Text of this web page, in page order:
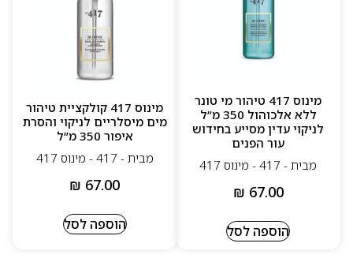
מינוס 417 טיהור מי טונר
ללא אלכוהול 350 מ”ל
לניקוי עדין מסייע בחידוש
עור הפנים
מבית - 417 - מינוס 417
₪ 67.00
הוספה לסל
מינוס 417 קולקציית טיהור
מים מיסלריים לניקוי והסרת
איפור 350 מ”ל
מבית - 417 - מינוס 417
₪ 67.00
הוספה לסל